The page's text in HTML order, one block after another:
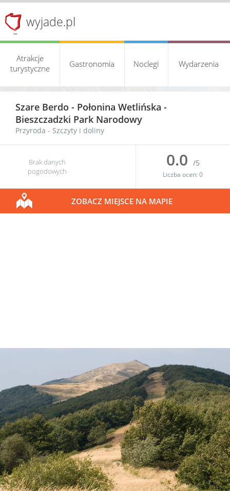
wyjade.pl
Atrakcje
turystyczne
Gastronomia Noclegi Wydarzenia
Szare Berdo - Połonina Wetlińska -
Bieszczadzki Park Narodowy
Przyroda - Szczyty i doliny
Brak danych
pogodowych
0.0 /5
Liczba ocen:0
ZOBACZ MIEJSCE NA MAPIE